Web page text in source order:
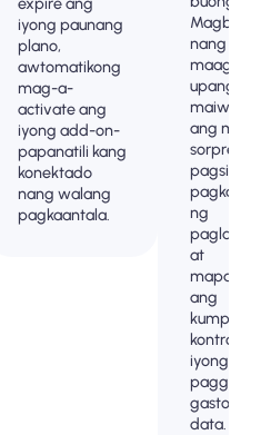
iyong paunang
plano,
awtomatikong
mag-a-
activate ang
iyong add-on-
papanatili kang
konektado
nang walang
pagkaantala.
nang
maaga
upang
ang mga
sorpresa
pagsingil
ng
at
ang
kontrol sa
iyong
gastos ng
data.